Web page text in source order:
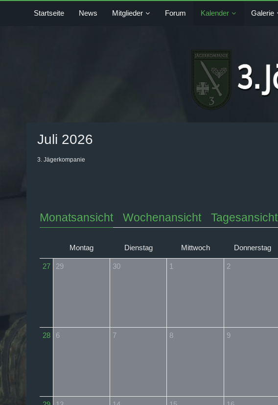
Startseite News Mitglieder Forum Kalender Galerie
Juli 2026
3. Jägerkompanie
Monatsansicht Wochenansicht Tagesansicht
Montag Dienstag Mittwoch Donnerstag
27 29 30 1 2
28 6 7 8 9